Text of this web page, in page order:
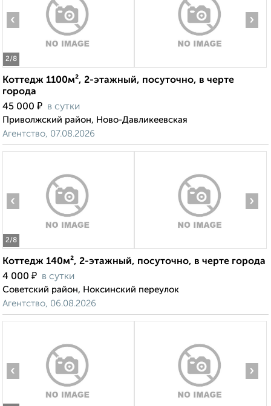
2/8
‹ ›
Коттедж 1100м², 2-этажный, посуточно, в черте
города
45 000 ₽ в сутки
Приволжский район, Ново-Давликеевская
Агентство, 07.08.2026
2/8
‹ ›
Коттедж 140м², 2-этажный, посуточно, в черте города
4 000 ₽ в сутки
Советский район, Ноксинский переулок
Агентство, 06.08.2026
‹ ›